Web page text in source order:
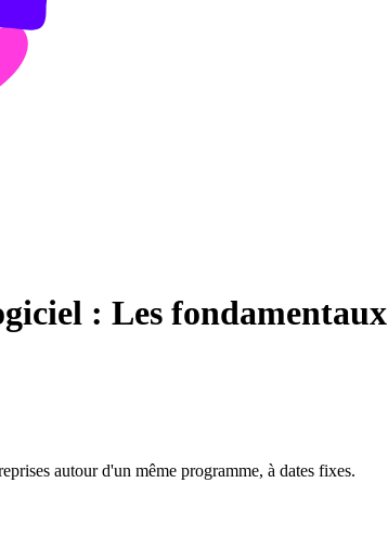
: Les fondamentaux
autour d'un même programme, à dates fixes.